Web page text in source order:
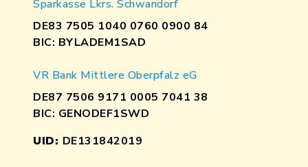
Sparkasse Lkrs. Schwandorf
DE83 7505 1040 0760 0900 84
BIC: BYLADEM1SAD
VR Bank Mittlere Oberpfalz eG
DE87 7506 9171 0005 7041 38
BIC: GENODEF1SWD
UID: DE131842019